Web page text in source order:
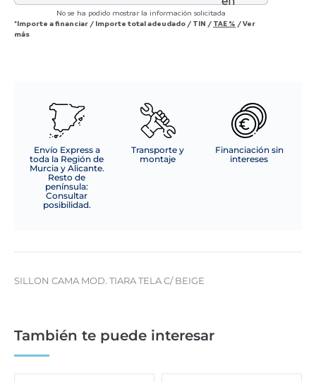
cantidad
No se ha podido mostrar la información solicitada
*Importe a financiar / Importe total adeudado / TIN / TAE % /Ver
más
Envío Express a
toda la Región de
Murcia y Alicante.
Resto de
península:
Consultar
posibilidad.
Transporte y
montaje
Financiación sin
intereses
SILLON CAMA MOD. TIARA TELA C/ BEIGE
También te puede interesar